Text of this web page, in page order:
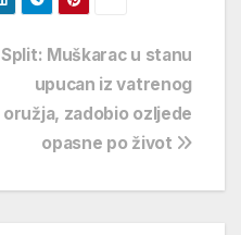
Split: Muškarac u stanu
upucan iz vatrenog
oružja, zadobio ozljede
opasne po život